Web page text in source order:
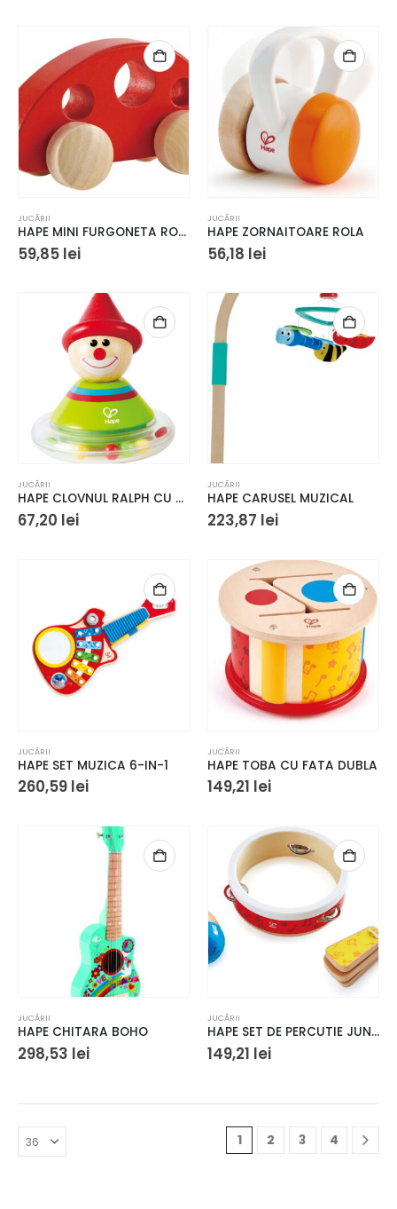
JUCĂRII
HAPE MINI FURGONETA ROSIE
59,85 lei
JUCĂRII
HAPE ZORNAITOARE ROLA
56,18 lei
JUCĂRII
HAPE CLOVNUL RALPH CU SISTEM HOPA MITICA
67,20 lei
JUCĂRII
HAPE CARUSEL MUZICAL
223,87 lei
JUCĂRII
HAPE SET MUZICA 6-IN-1
260,59 lei
JUCĂRII
HAPE TOBA CU FATA DUBLA
149,21 lei
JUCĂRII
HAPE CHITARA BOHO
298,53 lei
JUCĂRII
HAPE SET DE PERCUTIE JUNIOR
149,21 lei
1 2 3 4